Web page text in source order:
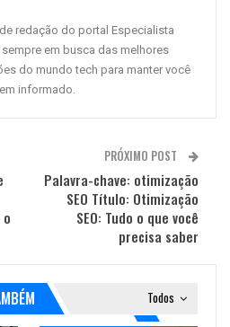
redação do portal Especialista
sempre em busca das melhores
do mundo tech para manter você
informado.
PRÓXIMO POST
Palavra-chave: otimização
SEO Título: Otimização
SEO: Tudo o que você
precisa saber
Todos